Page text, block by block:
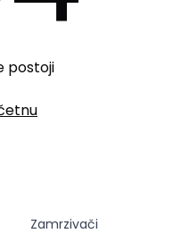
postoji
Zamrzivači